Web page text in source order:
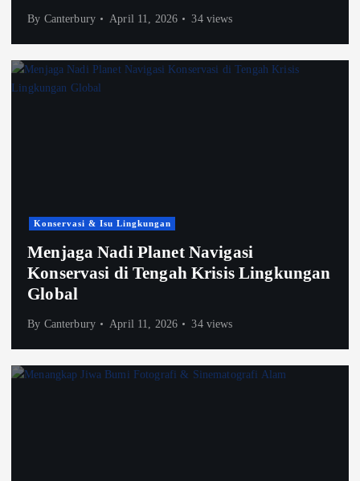
By Canterbury April 11, 2026 34 views
Konservasi & Isu Lingkungan
Menjaga Nadi Planet Navigasi
Konservasi di Tengah Krisis Lingkungan
Global
By Canterbury April 11, 2026 34 views